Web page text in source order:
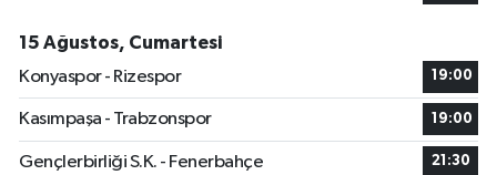
15 Ağustos, Cumartesi
Konyaspor - Rizespor
19:00
Kasımpaşa - Trabzonspor 19:00
Gençlerbirliği S.K. - Fenerbahçe 21:30